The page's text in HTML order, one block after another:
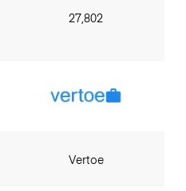
27,802
Vertoe